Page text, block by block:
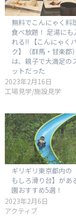
無料でこんにゃく料
食べ放題！ 足湯にも
れる!! 【こんにゃく
ク】（群馬・甘楽郡）
は、親子で大満足の
ットだった
2023年2月16日
工場見学/施設見学
ギリギリ東京都内の
もしろ滑り台】があ
園おすすめ5選！
2023年2月6日
アクティブ